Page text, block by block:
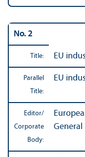
No. 2
Title: EU
Parallel
Title:
EU
Editor/
Corporate
Body:
General